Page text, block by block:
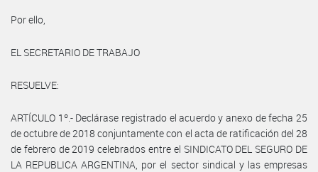
Por ello,
EL SECRETARIO DE TRABAJO
RESUELVE:
ARTÍCULO 1º.- Declárase registrado el acuerdo y anexo de fecha 25
de octubre de 2018 conjuntamente con el acta de ratificación del 28
de febrero de 2019 celebrados entre el SINDICATO DEL SEGURO DE
LA REPUBLICA ARGENTINA, por el sector sindical y las empresas